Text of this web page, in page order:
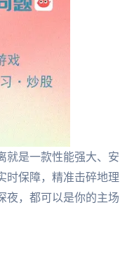
就是一款性能强大、安
时保障，精准击碎地理
夜，都可以是你的主场